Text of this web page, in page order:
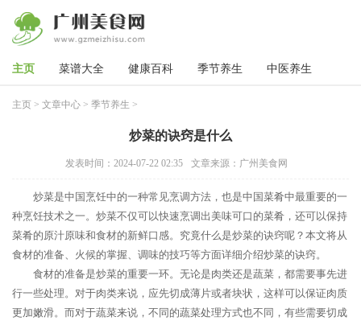
主页 菜谱大全 健康百科 季节养生 中医养生
主页 > 文章中心 > 季节养生 >
炒菜的诀窍是什么
发表时间：2024-07-22 02:35 文章来源：广州美食网
炒菜是中国烹饪中的一种常见烹调方法，也是中国菜肴中最重要的一
种烹饪技术之一。炒菜不仅可以快速烹调出美味可口的菜肴，还可以保持
菜肴的原汁原味和食材的新鲜口感。究竟什么是炒菜的诀窍呢？本文将从
食材的准备、火候的掌握、调味的技巧等方面详细介绍炒菜的诀窍。
食材的准备是炒菜的重要一环。无论是肉类还是蔬菜，都需要事先进
行一些处理。对于肉类来说，应先切成薄片或者块状，这样可以保证肉质
更加嫩滑。而对于蔬菜来说，不同的蔬菜处理方式也不同，有些需要切成